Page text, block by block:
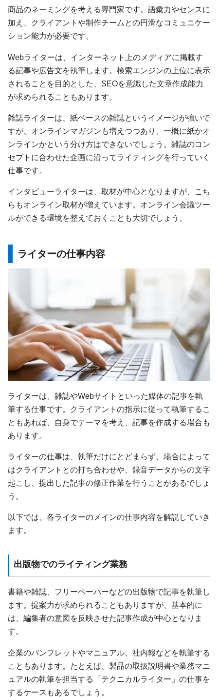
商品のネーミングを考える専門家です。語彙力やセンスに
加え、クライアントや制作チームとの円滑なコミュニケー
ション能力が必要です。
Webライターは、インターネット上のメディアに掲載す
る記事や広告文を執筆します。検索エンジンの上位に表示
されることを目的とした、SEOを意識した文章作成能力
が求められることもあります。
雑誌ライターは、紙ベースの雑誌というイメージが強いで
すが、オンラインマガジンも増えつつあり、一概に紙かオ
ンラインかという分け方はできないでしょう。雑誌のコン
セプトに合わせた企画に沿ってライティングを行っていく
仕事です。
インタビューライターは、取材が中心となりますが、こち
らもオンライン取材が増えています。オンライン会議ツー
ルができる環境を整えておくことも大切でしょう。
ライターの仕事内容
ライターは、雑誌やWebサイトといった媒体の記事を執
筆する仕事です。クライアントの指示に従って執筆するこ
ともあれば、自身でテーマを考え、記事を作成する場合も
あります。
ライターの仕事は、執筆だけにとどまらず、場合によって
はクライアントとの打ち合わせや、録音データからの文字
起こし、提出した記事の修正作業を行うことがあるでしょ
う。
以下では、各ライターのメインの仕事内容を解説していき
ます。
出版物でのライティング業務
書籍や雑誌、フリーペーパーなどの出版物で記事を執筆し
ます。提案力が求められることもありますが、基本的に
は、編集者の意図を反映させた記事作成が中心となりま
す。
企業のパンフレットやマニュアル、社内報などを執筆する
こともあります。たとえば、製品の取扱説明書や業務マニ
ュアルの執筆を担当する「テクニカルライター」の仕事を
するケースもあるでしょう。